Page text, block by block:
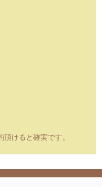
けると確実です。